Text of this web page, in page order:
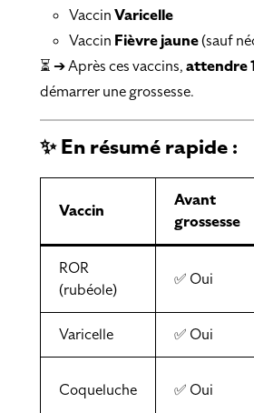
VaccinVaricelle
Vaccin Fièvre jaune(sauf
⏳ ➔ Après ces vaccins,attendre
démarrer une grossesse.
✨ En résumé rapide :
Vaccin
Avant
grossesse
ROR
(rubéole)
✅ Oui
Varicelle ✅ Oui
Coqueluche ✅ Oui